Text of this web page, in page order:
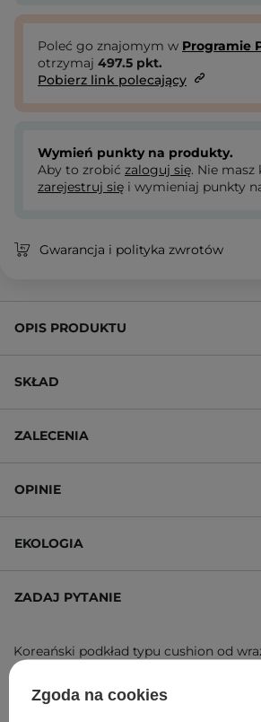
Poleć go znajomym w Programie
otrzymaj 497.5 pkt.
Pobierz link polecający
Wymień punkty na produkty.
Aby to zrobić zaloguj się. Nie masz
zarejestruj się i wymieniaj punkty
Gwarancja i polityka zwrotów
OPIS PRODUKTU
SKŁAD
ZALECENIA
OPINIE
EKOLOGIA
ZADAJ PYTANIE
Koreański podkład typu cushion od
uzupełniającym
9 950,00 zł /100, w tym VAT
Zgoda na cookies